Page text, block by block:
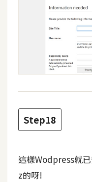
Step18
這樣Wodpress就
z的呀!